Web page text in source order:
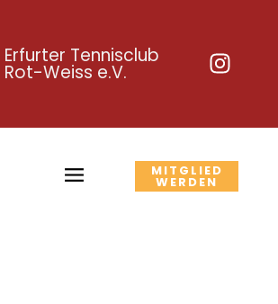
Erfurter Tennisclub
Rot-Weiss e.V.
MITGLIED
WERDEN